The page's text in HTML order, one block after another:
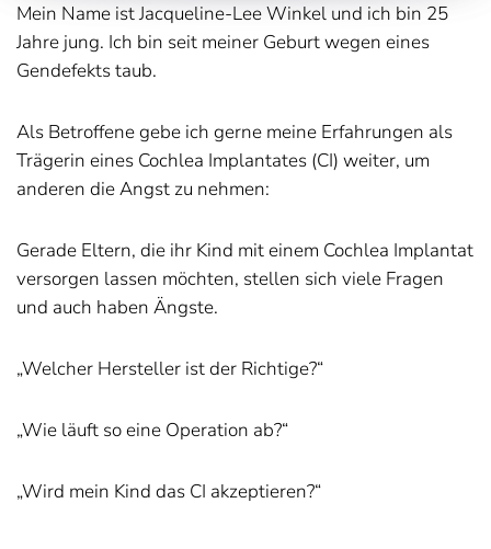
Mein Name ist Jacqueline-Lee Winkel und ich bin 25
Jahre jung. Ich bin seit meiner Geburt wegen eines
Gendefekts taub.
Als Betroffene gebe ich gerne meine Erfahrungen als
Trägerin eines Cochlea Implantates (CI) weiter, um
anderen die Angst zu nehmen:
Gerade Eltern, die ihr Kind mit einem Cochlea Implantat
versorgen lassen möchten, stellen sich viele Fragen
und auch haben Ängste.
„Welcher Hersteller ist der Richtige?“
„Wie läuft so eine Operation ab?“
„Wird mein Kind das CI akzeptieren?“